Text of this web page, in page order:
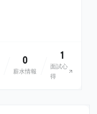
0
薪水情報
1
面試心
得